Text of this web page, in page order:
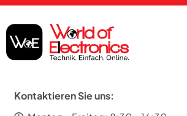
Kontaktieren Sie uns: